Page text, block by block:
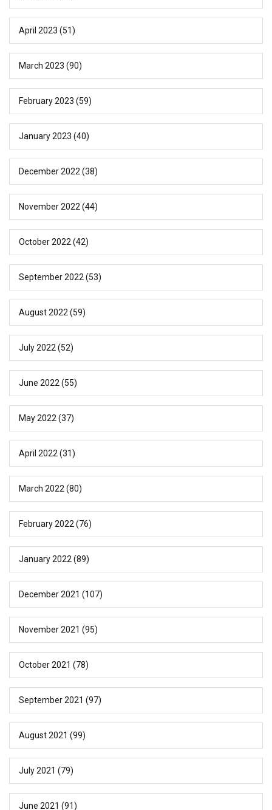
April 2023 (51)
March 2023 (90)
February 2023 (59)
January 2023 (40)
December 2022 (38)
November 2022 (44)
October 2022 (42)
September 2022 (53)
August 2022 (59)
July 2022 (52)
June 2022 (55)
May 2022 (37)
April 2022 (31)
March 2022 (80)
February 2022 (76)
January 2022 (89)
December 2021 (107)
November 2021 (95)
October 2021 (78)
September 2021 (97)
August 2021 (99)
July 2021 (79)
June 2021 (91)